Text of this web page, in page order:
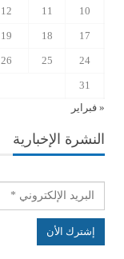
10
11
12
17
18
19
24
25
26
31
« فبراير
النشرة الإخبارية